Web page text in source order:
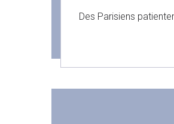
Des Parisiens